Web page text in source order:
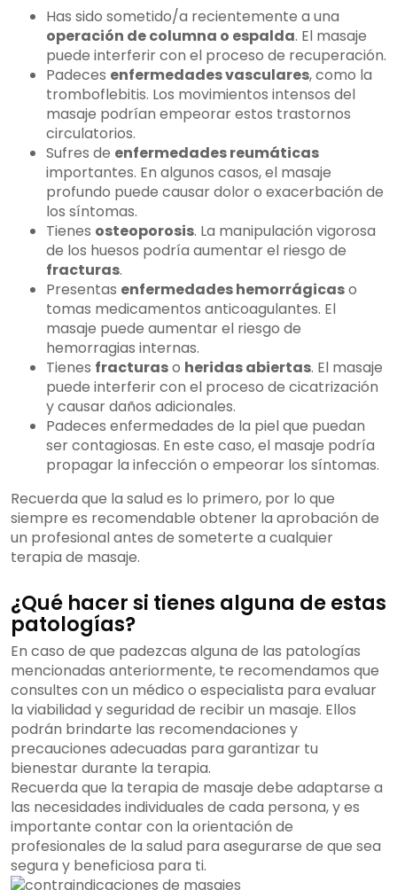
Has sido sometido/a recientemente a una
operación de columna o espalda. El masaje
puede interferir con el proceso de recuperación.
Padeces enfermedades vasculares, como la
tromboflebitis. Los movimientos intensos del
masaje podrían empeorar estos trastornos
circulatorios.
Sufres de enfermedades reumáticas
importantes. En algunos casos, el masaje
profundo puede causar dolor o exacerbación de
los síntomas.
Tienes osteoporosis. La manipulación vigorosa
de los huesos podría aumentar el riesgo de
fracturas.
Presentas enfermedades hemorrágicaso
tomas medicamentos anticoagulantes. El
masaje puede aumentar el riesgo de
hemorragias internas.
Tienes fracturaso heridas abiertas. El masaje
puede interferir con el proceso de cicatrización
y causar daños adicionales.
Padeces enfermedades de la piel que puedan
ser contagiosas. En este caso, el masaje podría
propagar la infección o empeorar los síntomas.
Recuerda que la salud es lo primero, por lo que
siempre es recomendable obtener la aprobación de
un profesional antes de someterte a cualquier
terapia de masaje.
¿Qué hacer si tienes alguna de estas
patologías?
En caso de que padezcas alguna de las patologías
mencionadas anteriormente, te recomendamos que
consultes con un médico o especialista para evaluar
la viabilidad y seguridad de recibir un masaje. Ellos
podrán brindarte las recomendaciones y
precauciones adecuadas para garantizar tu
bienestar durante la terapia.
Recuerda que la terapia de masaje debe adaptarse a
las necesidades individuales de cada persona, y es
importante contar con la orientación de
profesionales de la salud para asegurarse de que sea
segura y beneficiosa para ti.